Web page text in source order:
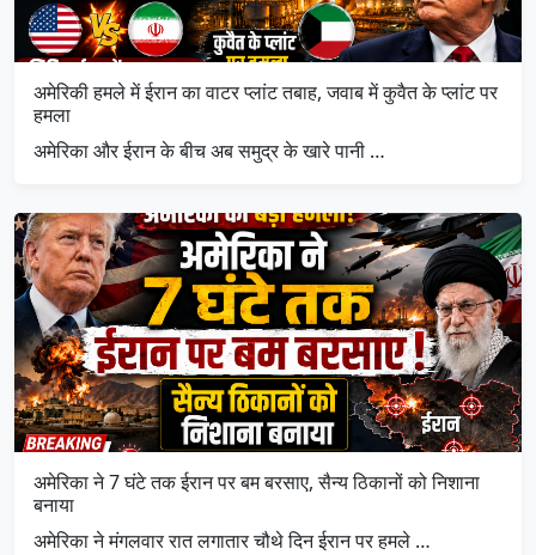
अमेरिकी हमले में ईरान का वाटर प्लांट तबाह, जवाब में कुवैत के प्लांट पर
हमला
अमेरिका और ईरान के बीच अब समुद्र के खारे पानी …
अमेरिका ने 7 घंटे तक ईरान पर बम बरसाए, सैन्य ठिकानों को निशाना
बनाया
अमेरिका ने मंगलवार रात लगातार चौथे दिन ईरान पर हमले …